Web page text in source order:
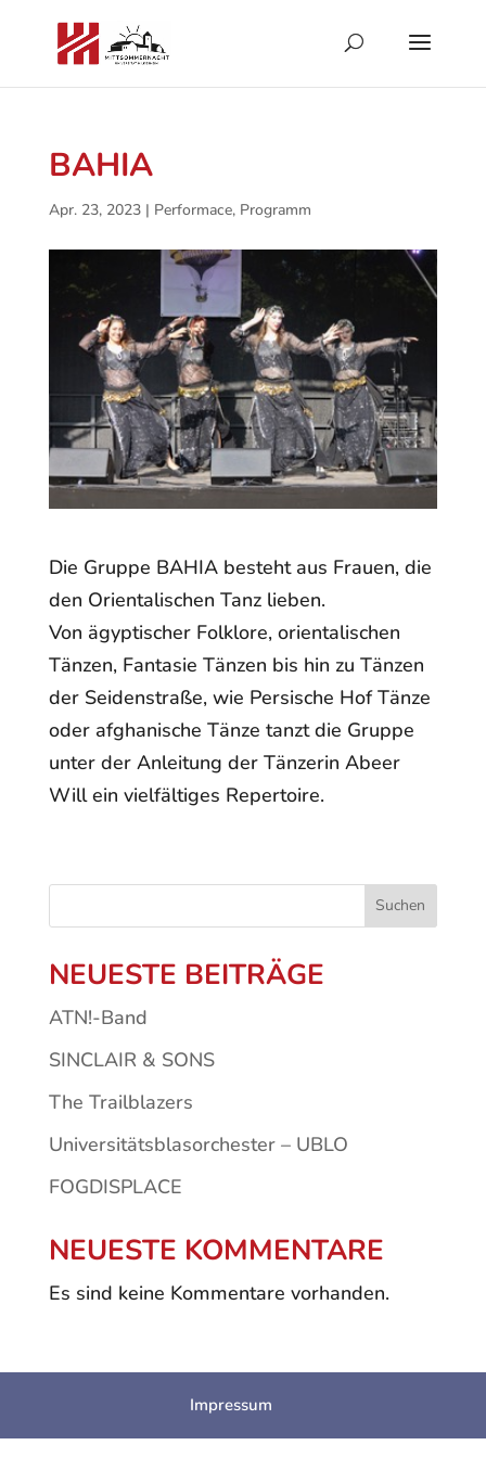
BAHIA
Apr. 23, 2023| Performace, Programm
Die Gruppe BAHIA besteht aus Frauen, die
den Orientalischen Tanz lieben.
Von ägyptischer Folklore, orientalischen
Tänzen, Fantasie Tänzen bis hin zu Tänzen
der Seidenstraße, wie Persische Hof Tänze
oder afghanische Tänze tanzt die Gruppe
unter der Anleitung der Tänzerin Abeer
Will ein vielfältiges Repertoire.
Suchen
NEUESTE BEITRÄGE
ATN!-Band
SINCLAIR & SONS
The Trailblazers
Universitätsblasorchester – UBLO
FOGDISPLACE
NEUESTE KOMMENTARE
Es sind keine Kommentare vorhanden.
Impressum